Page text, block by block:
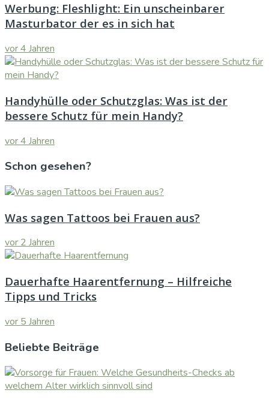
Werbung: Fleshlight: Ein unscheinbarer
Masturbator der es in sich hat
vor 4 Jahren
Handyhülle oder Schutzglas: Was ist der
bessere Schutz für mein Handy?
vor 4 Jahren
Schon gesehen?
Was sagen Tattoos bei Frauen aus?
vor 2 Jahren
Dauerhafte Haarentfernung – Hilfreiche
Tipps und Tricks
vor 5 Jahren
Beliebte Beiträge